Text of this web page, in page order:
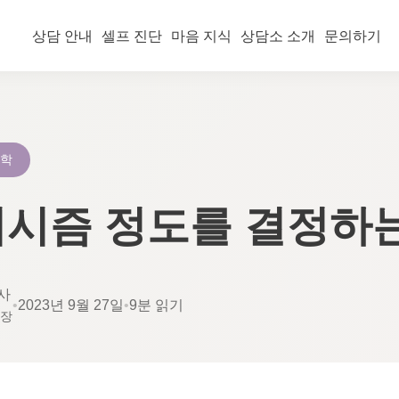
상담 안내 셀프 진단 마음 지식 상담소 소개 문의하기
즘 정도를 결정하
•2023년 9월 27일•9분 읽기